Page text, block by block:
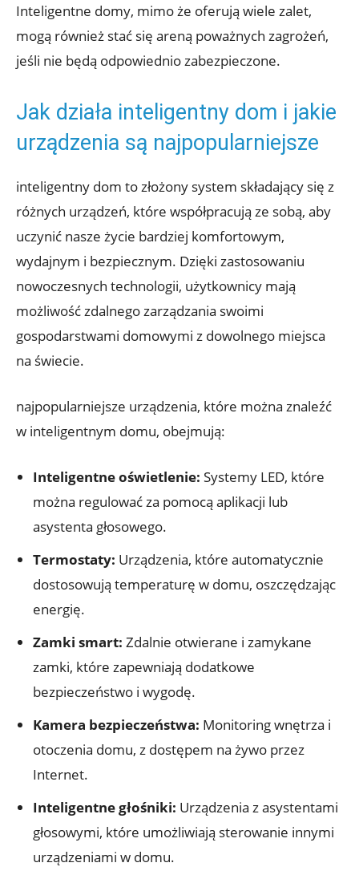
Inteligentne domy, ⁣mimo że oferują wiele ⁢zalet,
mogą również stać się areną ⁤poważnych‌ zagrożeń,
jeśli nie będą odpowiednio ‍zabezpieczone.
Jak działa inteligentny ​dom i ⁢jakie
urządzenia są najpopularniejsze
inteligentny dom ⁢to złożony system składający się z
różnych urządzeń, które współpracują ze sobą, aby
uczynić nasze‌ życie bardziej komfortowym,
wydajnym i ‍bezpiecznym. Dzięki ⁤zastosowaniu
nowoczesnych technologii, użytkownicy mają
możliwość ⁣zdalnego zarządzania swoimi
gospodarstwami‌ domowymi z ⁣dowolnego​ miejsca
na świecie.
najpopularniejsze urządzenia, które można znaleźć⁣
w inteligentnym domu, ‌obejmują:
Inteligentne oświetlenie: Systemy LED,⁣ które‌
można regulować za pomocą aplikacji lub
asystenta głosowego.
Termostaty: ⁣Urządzenia,​ które automatycznie
dostosowują temperaturę w​ domu,⁣ oszczędzając
energię.
Zamki smart: Zdalnie otwierane i zamykane
zamki, które ​zapewniają dodatkowe
‌bezpieczeństwo i⁣ wygodę.
Kamera bezpieczeństwa: Monitoring‍ wnętrza i
otoczenia domu, z dostępem na żywo przez
Internet.
Inteligentne⁣ głośniki: ‍Urządzenia z asystentami
głosowymi, które umożliwiają ⁢sterowanie innymi
urządzeniami ‌w ​domu.